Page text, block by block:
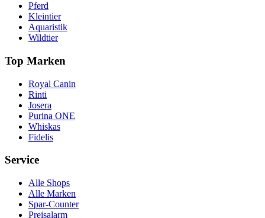
Pferd
Kleintier
Aquaristik
Wildtier
Top Marken
Royal Canin
Rinti
Josera
Purina ONE
Whiskas
Fidelis
Service
Alle Shops
Alle Marken
Spar-Counter
Preisalarm